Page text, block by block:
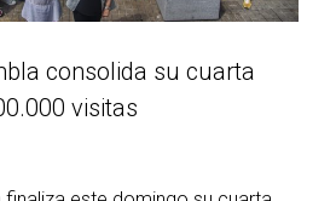
consolida su cuarta
visitas